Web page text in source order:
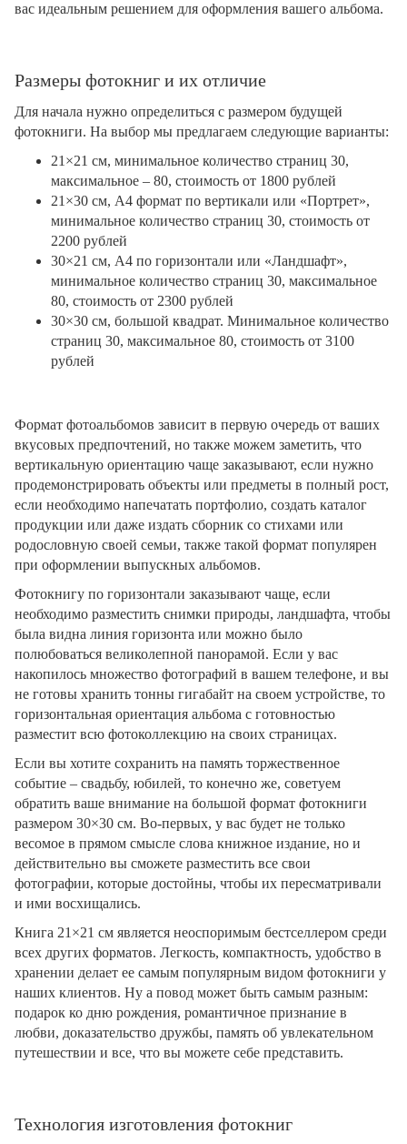
вас идеальным решением для оформления вашего альбома.
Размеры фотокниг и их отличие
Для начала нужно определиться с размером будущей
фотокниги. На выбор мы предлагаем следующие варианты:
21×21 см, минимальное количество страниц 30,
максимальное – 80, стоимость от 1800 рублей
21×30 см, А4 формат по вертикали или «Портрет»,
минимальное количество страниц 30, стоимость от
2200 рублей
30×21 см, А4 по горизонтали или «Ландшафт»,
минимальное количество страниц 30, максимальное
80, стоимость от 2300 рублей
30×30 см, большой квадрат. Минимальное количество
страниц 30, максимальное 80, стоимость от 3100
рублей
Формат фотоальбомов зависит в первую очередь от ваших
вкусовых предпочтений, но также можем заметить, что
вертикальную ориентацию чаще заказывают, если нужно
продемонстрировать объекты или предметы в полный рост,
если необходимо напечатать портфолио, создать каталог
продукции или даже издать сборник со стихами или
родословную своей семьи, также такой формат популярен
при оформлении выпускных альбомов.
Фотокнигу по горизонтали заказывают чаще, если
необходимо разместить снимки природы, ландшафта, чтобы
была видна линия горизонта или можно было
полюбоваться великолепной панорамой. Если у вас
накопилось множество фотографий в вашем телефоне, и вы
не готовы хранить тонны гигабайт на своем устройстве, то
горизонтальная ориентация альбома с готовностью
разместит всю фотоколлекцию на своих страницах.
Если вы хотите сохранить на память торжественное
событие – свадьбу, юбилей, то конечно же, советуем
обратить ваше внимание на большой формат фотокниги
размером 30×30 см. Во-первых, у вас будет не только
весомое в прямом смысле слова книжное издание, но и
действительно вы сможете разместить все свои
фотографии, которые достойны, чтобы их пересматривали
и ими восхищались.
Книга 21×21 см является неоспоримым бестселлером среди
всех других форматов. Легкость, компактность, удобство в
хранении делает ее самым популярным видом фотокниги у
наших клиентов. Ну а повод может быть самым разным:
подарок ко дню рождения, романтичное признание в
любви, доказательство дружбы, память об увлекательном
путешествии и все, что вы можете себе представить.
Технология изготовления фотокниг